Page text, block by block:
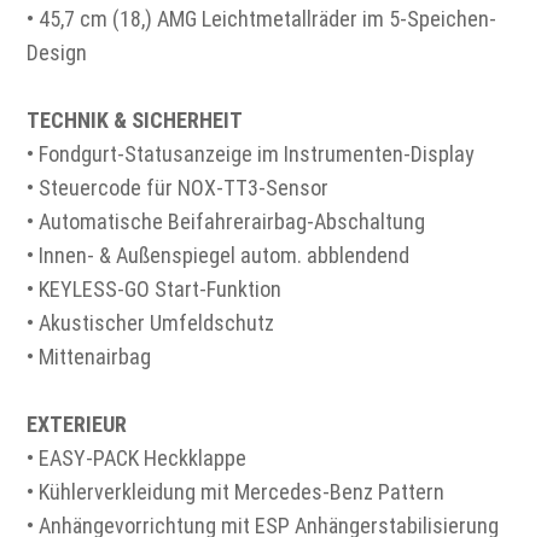
• 45,7 cm (18,) AMG Leichtmetallräder im 5-Speichen-
Design
TECHNIK & SICHERHEIT
• Fondgurt-Statusanzeige im Instrumenten-Display
• Steuercode für NOX-TT3-Sensor
• Automatische Beifahrerairbag-Abschaltung
• Innen- & Außenspiegel autom. abblendend
• KEYLESS-GO Start-Funktion
• Akustischer Umfeldschutz
• Mittenairbag
EXTERIEUR
• EASY-PACK Heckklappe
• Kühlerverkleidung mit Mercedes-Benz Pattern
• Anhängevorrichtung mit ESP Anhängerstabilisierung